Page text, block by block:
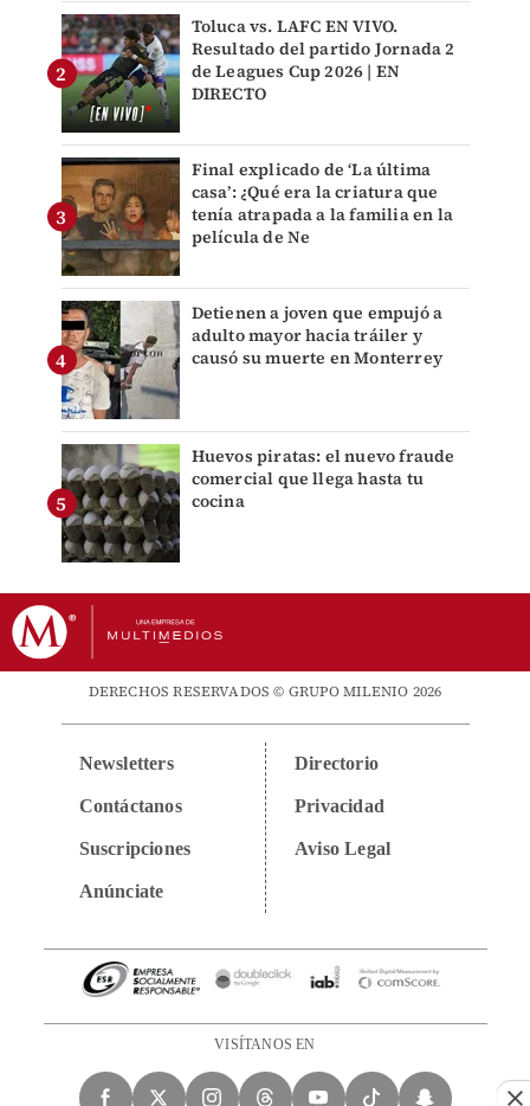
Toluca vs. LAFC EN VIVO.
Resultado del partido Jornada 2
de Leagues Cup 2026 | EN
DIRECTO
Final explicado de ‘La última
casa’: ¿Qué era la criatura que
tenía atrapada a la familia en la
película de Ne
Detienen a joven que empujó a
adulto mayor hacia tráiler y
causó su muerte en Monterrey
Huevos piratas: el nuevo fraude
comercial que llega hasta tu
cocina
DERECHOS RESERVADOS © GRUPO MILENIO 2026
Newsletters
Contáctanos
Suscripciones
Anúnciate
Directorio
Privacidad
Aviso Legal
VISÍTANOS EN